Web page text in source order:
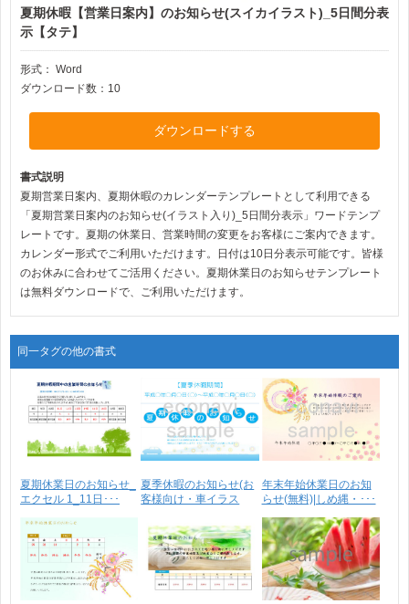
夏期休暇【営業日案内】のお知らせ(スイカイラスト)_5日間分表
示【タテ】
形式： Word
ダウンロード数：10
ダウンロードする
書式説明
夏期営業日案内、夏期休暇のカレンダーテンプレートとして利用できる
「夏期営業日案内のお知らせ(イラスト入り)_5日間分表示」ワードテンプ
レートです。夏期の休業日、営業時間の変更をお客様にご案内できます。
カレンダー形式でご利用いただけます。日付は10日分表示可能です。皆様
のお休みに合わせてご活用ください。夏期休業日のお知らせテンプレート
は無料ダウンロードで、ご利用いただけます。
同一タグの他の書式
夏期休業日のお知らせ_
エクセル 1_11日･･･
夏季休暇のお知らせ(お
客様向け・車イラス
年末年始休業日のお知
らせ(無料)|しめ縄・･･･